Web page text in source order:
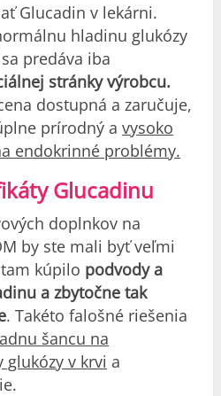
Glucadin v lekárni.
hladinu glukózy
predáva iba
stránky výrobcu.
dostupná a zaručuje,
prírodný avysoko
endokrinné problémy.
Glucadinu
doplnkov na
by ste mali byť veľmi
kúpilo podvody a
a zbytočne tak
. Takéto falošné riešenia
šancu na
v krvi a